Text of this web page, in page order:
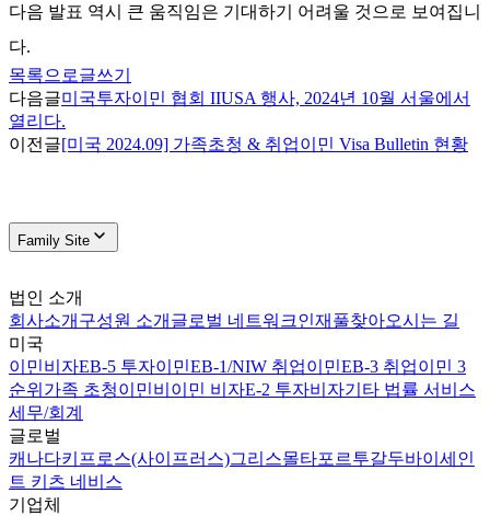
다음 발표 역시 큰 움직임은 기대하기 어려울 것으로 보여집니
다.
목록으로글쓰기
다음글미국투자이민 협회 IIUSA 행사, 2024년 10월 서울에서
열리다.
이전글[미국 2024.09] 가족초청 & 취업이민 Visa Bulletin 현황
Family Site
법인 소개
회사소개 구성원 소개 글로벌 네트워크인재풀찾아오시는 길
미국
이민비자EB-5 투자이민EB-1/NIW 취업이민EB-3 취업이민 3
순위 가족 초청이민비이민 비자E-2 투자비자기타 법률 서비스
세무/회계
글로벌
캐나다키프로스(사이프러스)그리스몰타포르투갈두바이 세인
트 키츠 네비스
기업체